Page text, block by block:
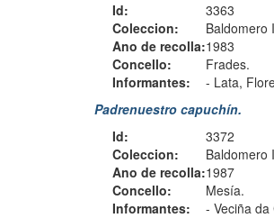
Id:
3363
Coleccion:
Baldomero
Ano de recolla:1983
Concello:
Frades.
Informantes:
- Lata,
Padrenuestro capuchín.
Id:
3372
Coleccion:
Baldomero
Ano de recolla:1987
Concello:
Mesía.
Informantes:
- Veciña da